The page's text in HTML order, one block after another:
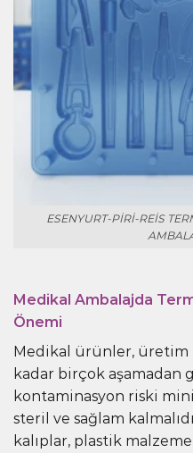
ESENYURT-PIRI-REIS
Medikal Ambalajda
Önemi
Medikal ürünler, üretim
kadar birçok aşamadan
kontaminasyon riski
steril ve sağlam
kalıplar, plastik